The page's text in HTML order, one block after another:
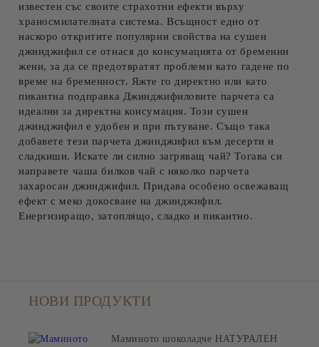
известен със своите страхотни ефекти върху
храносмилателната система. Всъщност едно от
наскоро откритите популярни свойства на сушен
джинджифил се отнася до консумацията от бременни
жени, за да се предотвратят проблеми като гадене по
време на бременност. Яжте го директно или като
пикантна подправка Джинджифиловите парчета са
идеални за директна консумация. Този сушен
джинджифил е удобен и при пътуване. Също така
добавете тези парчета джинджифил към десерти и
сладкиши. Искате ли силно загряващ чай? Тогава си
направете чаша билков чай с няколко парчета
захаросан джинджифил. Придава особено освежаващ
ефект с меко докосване на джинджифил.
Енергизиращо, затоплящо, сладко и пикантно.
НОВИ ПРОДУКТИ
Маминото шоколадче НАТУРАЛЕН